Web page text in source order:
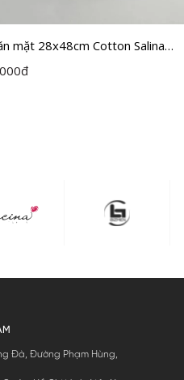
mặt 28x48cm Cotton Salina
đ
Đà, Đường Phạm Hùng,